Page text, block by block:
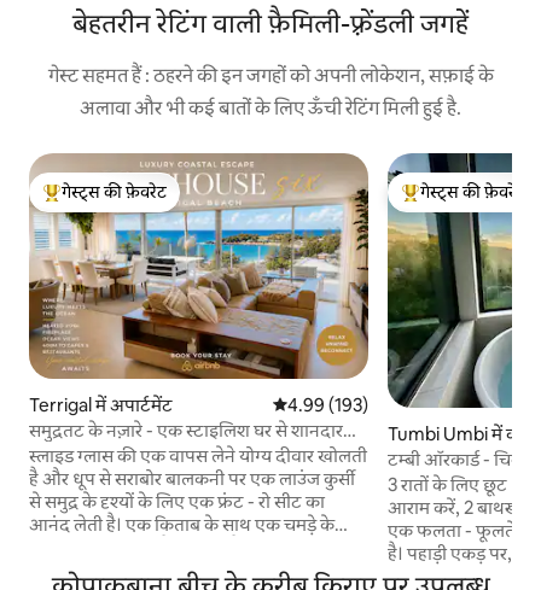
बेहतरीन रेटिंग वाली फ़ैमिली-फ़्रेंडली जगहें
गेस्ट सहमत हैं : ठहरने की इन जगहों को अपनी लोकेशन, सफ़ाई के
अलावा और भी कई बातों के लिए ऊँची रेटिंग मिली हुई है.
गेस्ट्स का टॉप फ़ेवरेट
गेस्ट्स की फ़ेवरेट
Terrigal में अपार्टमेंट औसत रेटिंग 5 में से 4.99, 193 समीक्षाएँ
4.99 (193)
समुद्रतट के नज़ारे - एक स्टाइलिश घर से शानदार
महासागर के नज़ारे
स्लाइड ग्लास की एक वापस लेने योग्य दीवार खोलती
है और धूप से सराबोर बालकनी पर एक लाउंज कुर्सी
से समुद्र के दृश्यों के लिए एक फ्रंट - रो सीट का
आनंद लेती है। एक किताब के साथ एक चमड़े के
खिड़कियों के तहत एक चिकना रसोई में भोजन
गेस्ट्स का टॉप फ़ेवरेट
गेस्ट्स की फ़ेवरेट
Tumbi Umbi में
टम्बी ऑरकार्ड -
दृश्य
3 रातों के लिए छूट +
आराम करें, 2 बाथरूम
एक फलता - फूलते
है। पहाड़ी एकड़ पर,
को महसूस करें और